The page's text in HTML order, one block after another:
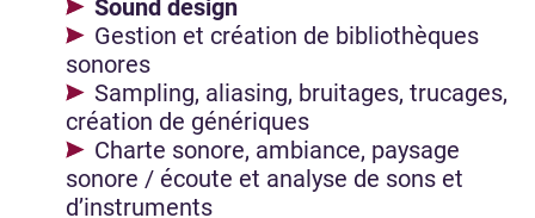
Sound design
Gestion et création de bibliothèques
sonores
Sampling, aliasing, bruitages, trucages,
création de génériques
Charte sonore, ambiance, paysage
sonore / écoute et analyse de sons et
d’instruments